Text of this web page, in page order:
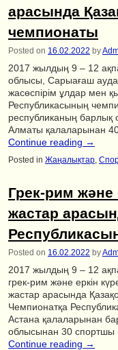
арасында
чемпионаты
Posted on 16.02.2022 by
2017 жылдың 9 – 12
облысы, Сарыағаш
жасөспірім ұлдар мен
Республикасының
республиканың
Алматы қалаларынан
Continue reading →
Posted in Жаңалықтар
Грек-рим және
жастар
Posted on 16.02.2022 by
2017 жылдың 9 – 12
грек-рим және еркін
жастар арасында
Чемпионатқа
Астана қалаларынан
облысынан 30 спортшы
Continue reading →